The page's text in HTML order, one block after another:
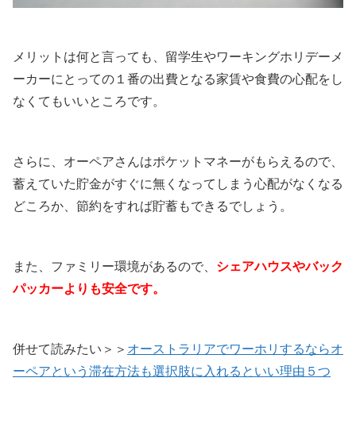
メリットは何と言っても、留学生やワーキングホリデーメ
ーカーにとっての１番の出費となる家賃や食費の心配をし
なくてもいいところです。
さらに、オーペアさんはポケットマネーがもらえるので、
蓄えていた貯金がすぐに無くなってしまう心配がなくなる
どころか、節約をすれば貯蓄もできるでしょう。
また、ファミリー環境があるので、 シェアハウスやバック
パッカーよりも安全です。
併せて読みたい＞＞ オーストラリアでワーホリするならオ
ーペアという滞在方法も選択肢に入れるといい理由５つ